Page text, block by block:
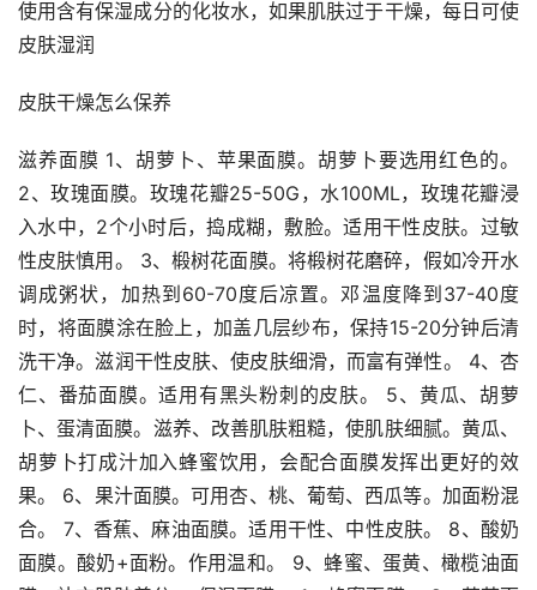
使用含有保湿成分的化妆水，如果肌肤过于干燥，每日可使
皮肤湿润
皮肤干燥怎么保养
滋养面膜 1、胡萝卜、苹果面膜。胡萝卜要选用红色的。
2、玫瑰面膜。玫瑰花瓣25-50G，水100ML，玫瑰花瓣浸
入水中，2个小时后，捣成糊，敷脸。适用干性皮肤。过敏
性皮肤慎用。 3、椴树花面膜。将椴树花磨碎，假如冷开水
调成粥状，加热到60-70度后凉置。邓温度降到37-40度
时，将面膜涂在脸上，加盖几层纱布，保持15-20分钟后清
洗干净。滋润干性皮肤、使皮肤细滑，而富有弹性。 4、杏
仁、番茄面膜。适用有黑头粉刺的皮肤。 5、黄瓜、胡萝
卜、蛋清面膜。滋养、改善肌肤粗糙，使肌肤细腻。黄瓜、
胡萝卜打成汁加入蜂蜜饮用，会配合面膜发挥出更好的效
果。 6、果汁面膜。可用杏、桃、葡萄、西瓜等。加面粉混
合。 7、香蕉、麻油面膜。适用干性、中性皮肤。 8、酸奶
面膜。酸奶+面粉。作用温和。 9、蜂蜜、蛋黄、橄榄油面